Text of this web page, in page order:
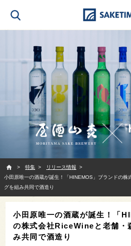
特集
リリース情報
小田原唯一の酒蔵が誕生！「HINEMOS」ブランドの株
グを組み共同で酒造り
小田原唯一の酒蔵が誕生！「
の株式会社RiceWineと老舗・
み共同で酒造り